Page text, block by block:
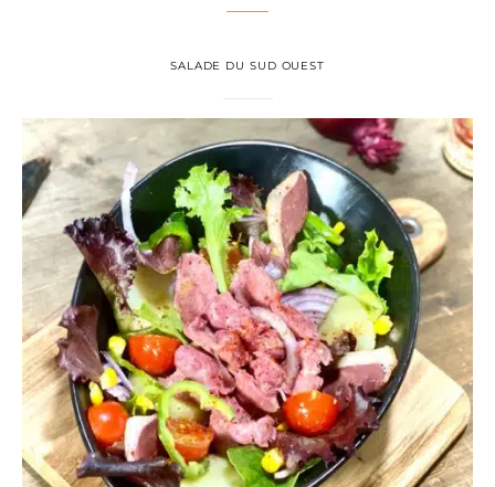
SALADE DU SUD OUEST